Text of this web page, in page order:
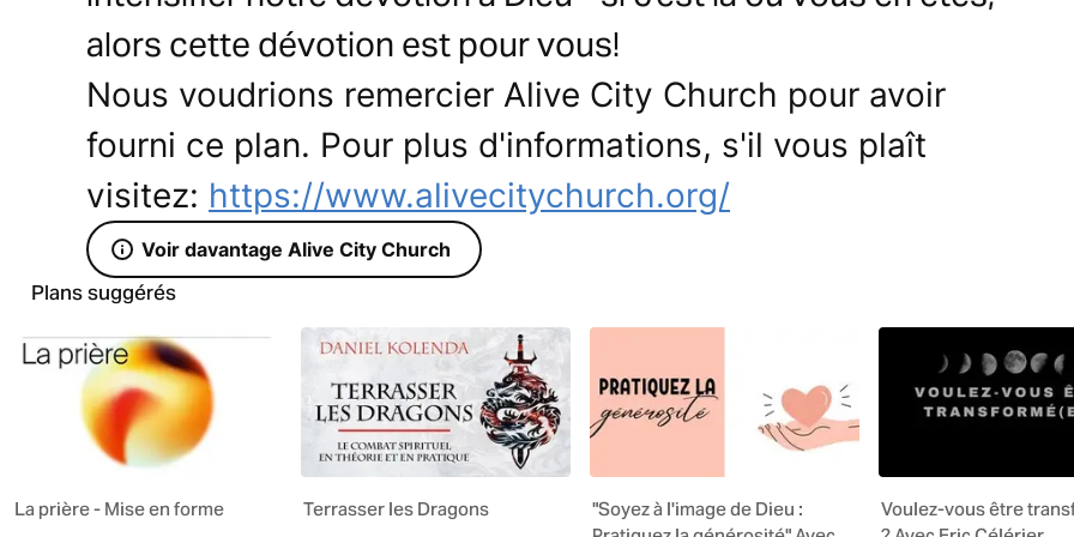
alors cette dévotion est pour vous!
Nous voudrions remercier Alive City Church pour avoir
fourni ce plan. Pour plus d'informations, s'il vous plaît
visitez: https://www.alivecitychurch.org/
Voir davantage Alive City Church
Plans suggérés
La prière - Mise en forme Terrasser les Dragons
"Soyez à l'image de Dieu :
Voulez-vous être